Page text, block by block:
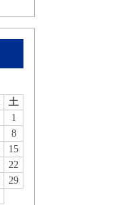
土
1
8
15
22
29